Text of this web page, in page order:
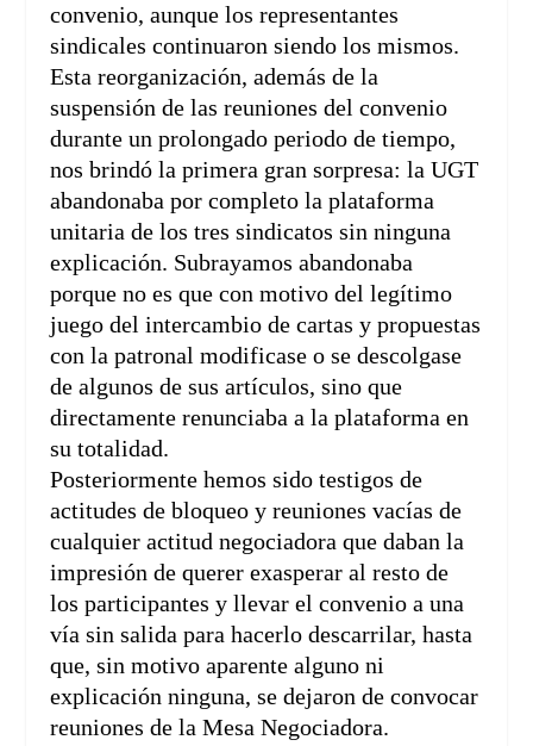
convenio, aunque los representantes
sindicales continuaron siendo los mismos.
Esta reorganización, además de la
suspensión de las reuniones del convenio
durante un prolongado periodo de tiempo,
nos brindó la primera gran sorpresa: la UGT
abandonaba por completo la plataforma
unitaria de los tres sindicatos sin ninguna
explicación. Subrayamos abandonaba
porque no es que con motivo del legítimo
juego del intercambio de cartas y propuestas
con la patronal modificase o se descolgase
de algunos de sus artículos, sino que
directamente renunciaba a la plataforma en
su totalidad.
Posteriormente hemos sido testigos de
actitudes de bloqueo y reuniones vacías de
cualquier actitud negociadora que daban la
impresión de querer exasperar al resto de
los participantes y llevar el convenio a una
vía sin salida para hacerlo descarrilar, hasta
que, sin motivo aparente alguno ni
explicación ninguna, se dejaron de convocar
reuniones de la Mesa Negociadora.